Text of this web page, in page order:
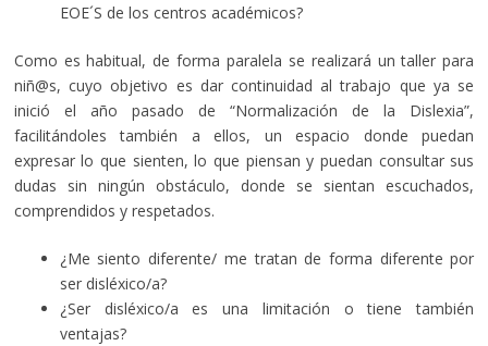
EOE´S de los centros académicos?
Como es habitual, de forma paralela se realizará un taller para
niñ@s, cuyo objetivo es dar continuidad al trabajo que ya se
inició el año pasado de “Normalización de la Dislexia”,
facilitándoles también a ellos, un espacio donde puedan
expresar lo que sienten, lo que piensan y puedan consultar sus
dudas sin ningún obstáculo, donde se sientan escuchados,
comprendidos y respetados.
¿Me siento diferente/ me tratan de forma diferente por
ser disléxico/a?
¿Ser disléxico/a es una limitación o tiene también
ventajas?